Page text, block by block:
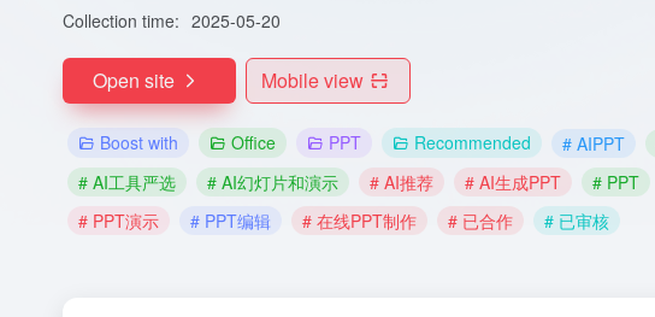
Collection time: 2025-05-20
Open site Mobile view
Boost with Office PPT Recommended # AIPPT
# AI工具严选
# AI幻灯片和演示 # AI推荐 # AI生成PPT # PPT
# PPT演示
# PPT编辑 # 在线PPT制作 # 已合作 # 已审核